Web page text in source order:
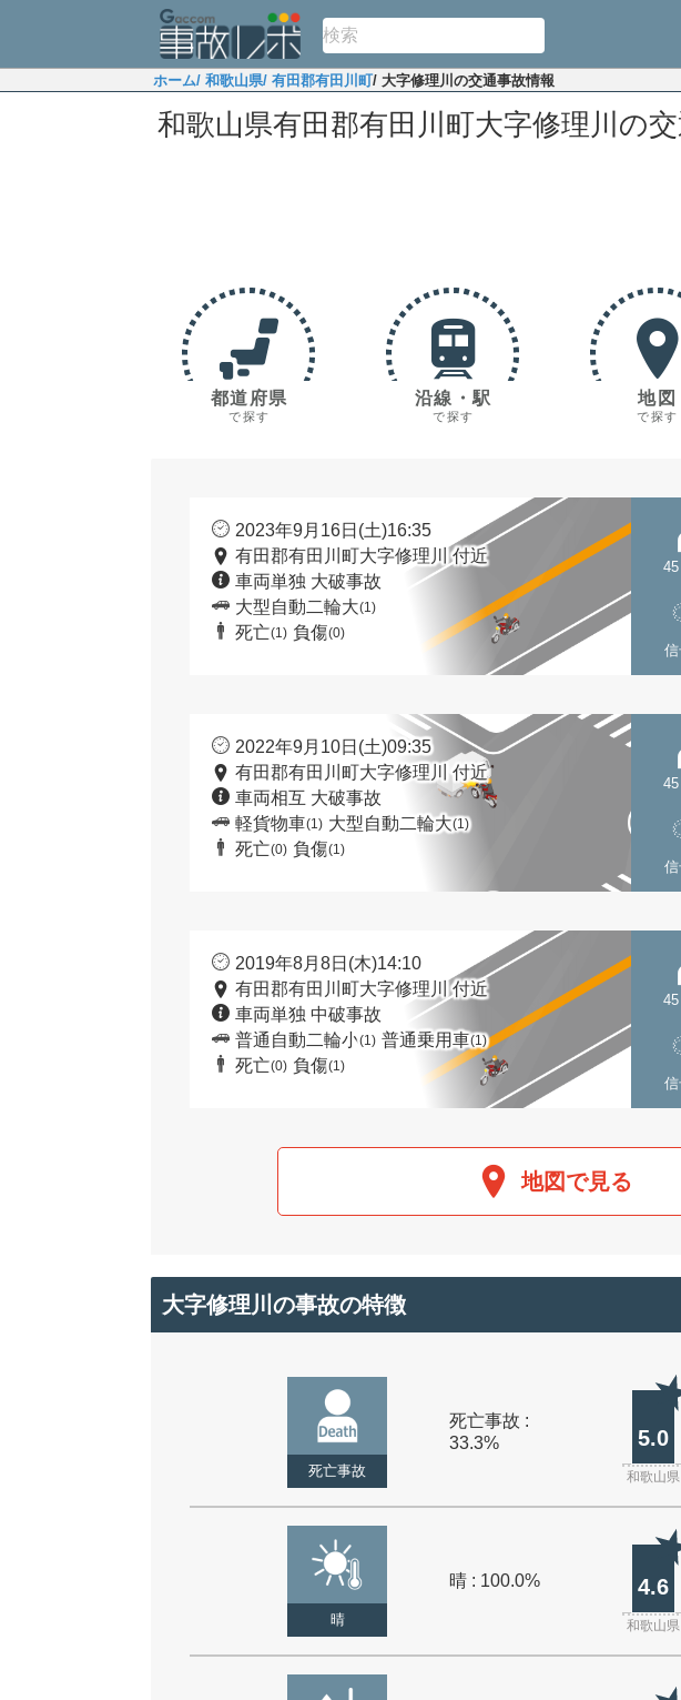
ホーム/ 和歌山県/ 有田郡有田川町/ 大字修理川の交通事故情報
和歌山県有田郡有田川町大字修理川の
都道府県
で探す
沿線・駅
で探す
地図
で探す
2023年9月16日(土)16:35
有田郡有田川町大字修理川 付近
車両単独 大破事故
大型自動二輪大(1)
死亡(1) 負傷(0)
信
2022年9月10日(土)09:35
有田郡有田川町大字修理川 付近
車両相互 大破事故
軽貨物車(1) 大型自動二輪大(1)
死亡(0) 負傷(1)
信
2019年8月8日(木)14:10
有田郡有田川町大字修理川 付近
車両単独 中破事故
普通自動二輪小(1) 普通乗用車(1)
死亡(0) 負傷(1)
信
地図で見る
大字修理川の事故の特徴
死亡事故
死亡事故 :
33.3%
5.0
和歌山県
晴
晴 : 100.0% 4.6
和歌山県